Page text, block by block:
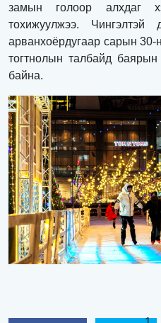
замын голоор алхдаг
тохижуулжээ.
арванхоёрдугаар сарын 30-
тогтнолын талбайд
байна.